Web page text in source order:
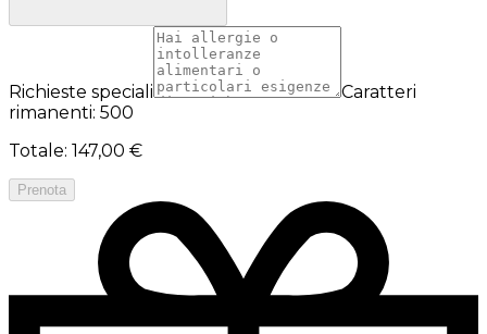
Richieste speciali
Caratteri
rimanenti: 500
Totale: 147,00 €
Prenota